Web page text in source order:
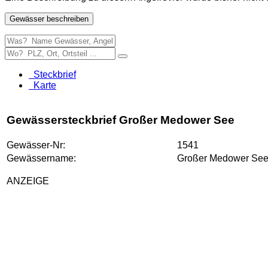
Gewässer beschreiben
Steckbrief
Karte
Gewässersteckbrief Großer Medower See
Gewässer-Nr:
1541
Gewässername:
Großer Medower See
ANZEIGE